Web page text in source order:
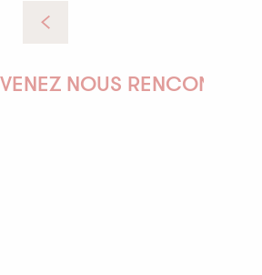
VENEZ NOUS RENCONTRER !